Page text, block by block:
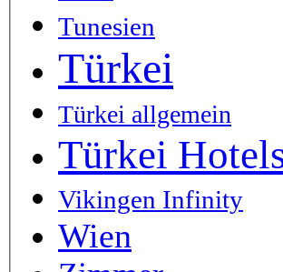
Tunesien
Türkei
Türkei allgemein
Türkei
Vikingen Infinity
Wien